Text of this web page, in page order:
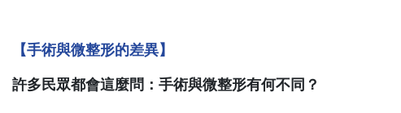
【手術與微整形的差異】
許多民眾都會這麼問：手術與微整形有何不同？